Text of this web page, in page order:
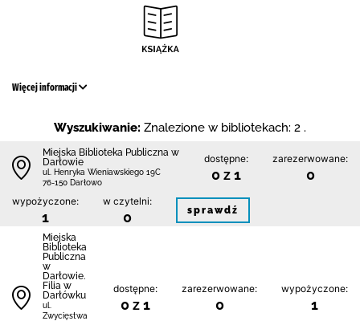
Więcej informacji
Wyszukiwanie: Znalezione w bibliotekach: 2 .
Miejska Biblioteka Publiczna w
Darłowie
ul. Henryka Wieniawskiego 19C
76-150 Darłowo
dostępne:
0 z 1
zarezerwowane:
0
wypożyczone:
1
w czytelni:
0 sprawdź
Miejska
Biblioteka
Publiczna
w
Darłowie.
Filia w
Darłówku
ul.
Zwycięstwa
dostępne:
0 z 1
zarezerwowane:
0
wypożyczone:
1